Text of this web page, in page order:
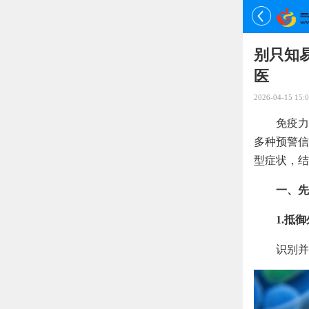
别只知
医
2026-04-15
免疫
多种预警
型症状，
一、
1.抵
识别